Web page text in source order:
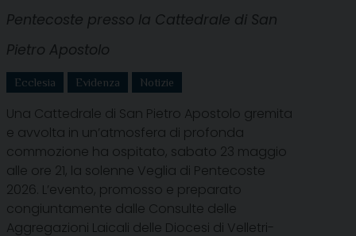
Pentecoste presso la Cattedrale di San
Pietro Apostolo
Ecclesia Evidenza Notizie
Una Cattedrale di San Pietro Apostolo gremita
e avvolta in un’atmosfera di profonda
commozione ha ospitato, sabato 23 maggio
alle ore 21, la solenne Veglia di Pentecoste
2026. L’evento, promosso e preparato
congiuntamente dalle Consulte delle
Aggregazioni Laicali delle Diocesi di Velletri-